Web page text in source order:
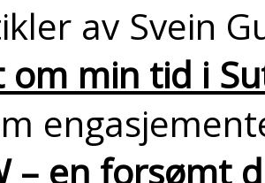
av Svein
om min tid i
– en forsømt